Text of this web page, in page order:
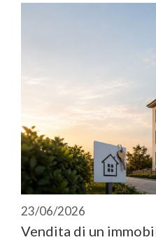
23/06/2026
Vendita di un